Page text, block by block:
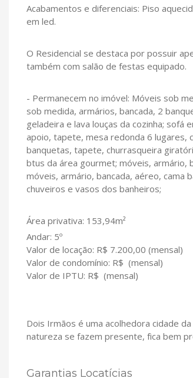
Acabamentos e diferenciais: Piso
em led.
O Residencial se destaca por possuir
também com salão de festas equipado.
- Permanecem no imóvel: Móveis sob
sob medida, armários, bancada, 2
geladeira e lava louças da cozinha;
apoio, tapete, mesa redonda 6 lugares,
banquetas, tapete, churrasqueira
btus da área gourmet; móveis, armário,
móveis, armário, bancada, aéreo, cama
chuveiros e vasos dos banheiros;
Área privativa: 153,94m²
Andar: 5º
Valor de locação: R$ 7.200,00 (mensal)
Valor de condomínio: R$ (mensal)
Valor de IPTU: R$ (mensal)
Dois Irmãos é uma acolhedora cidade
natureza se fazem presente, fica bem
Garantias Locatícias